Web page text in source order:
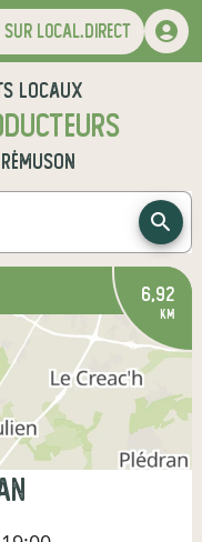
sur local.direct
locaux
6,92
km